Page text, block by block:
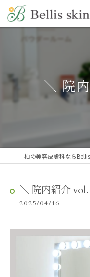
＼ 院
＼ 院内紹介
2025/04/16